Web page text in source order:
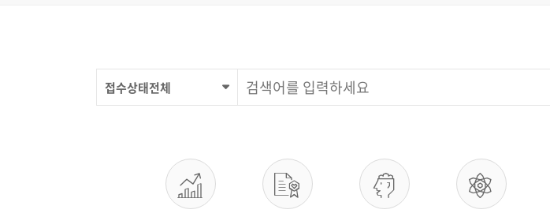
접수상태전체